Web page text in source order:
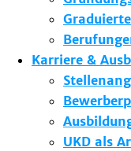
Karriere &
UKD als